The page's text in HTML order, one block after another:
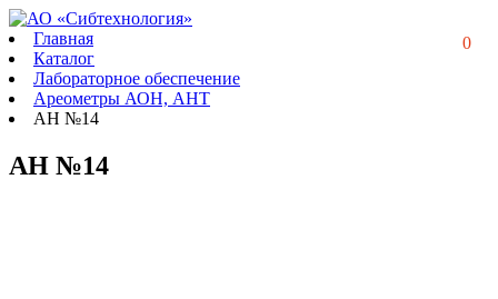
0
Главная
Каталог
Лабораторное обеспечение
Ареометры АОН, АНТ
АН №14
АН №14